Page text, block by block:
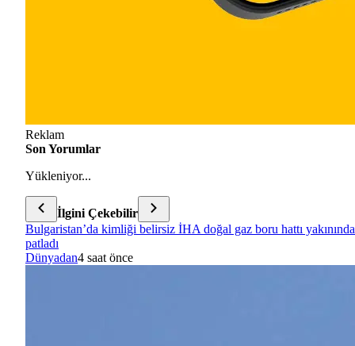
Reklam
Son Yorumlar
Yükleniyor...
İlgini Çekebilir
Bulgaristan’da kimliği belirsiz İHA doğal gaz boru hattı yakınında
patladı
Dünyadan4 saat önce